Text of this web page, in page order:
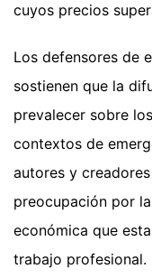
cuyos precios
Los defensores de
sostienen que la
prevalecer sobre
contextos de
autores y
preocupación por
económica que
trabajo profesional.